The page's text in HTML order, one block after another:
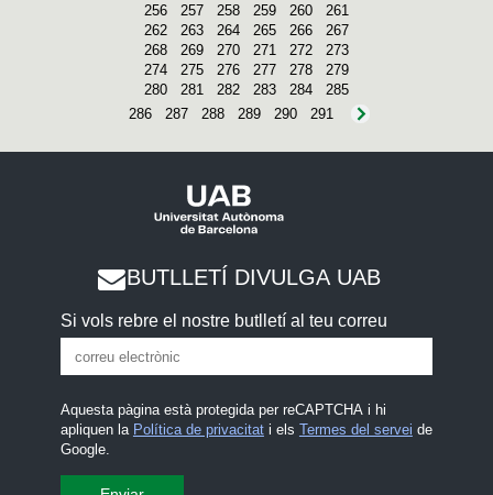
256
257 258 259 260
261
262
263 264 265 266
267
268
269 270 271 272
273
274
275 276 277 278
279
280
281 282 283 284
285
286
287 288 289 290 291
BUTLLETÍ DIVULGA UAB
Si vols rebre el nostre butlletí al teu correu
Aquesta pàgina està protegida per reCAPTCHA i hi
apliquen la Política de privacitati els Termes del servei de
Google.